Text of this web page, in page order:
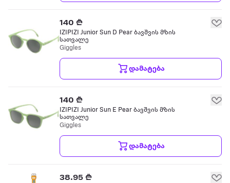
140 ₾
IZIPIZI Junior Sun D Pear ბავშვის მზის
სათვალე
Giggles
დამატება
140 ₾
IZIPIZI Junior Sun E Pear ბავშვის მზის
სათვალე
Giggles
დამატება
38.95 ₾